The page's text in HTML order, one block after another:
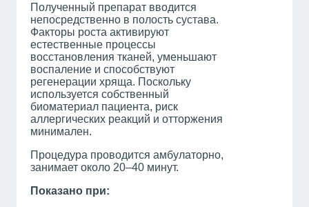
Полученный препарат вводится
непосредственно в полость сустава.
Факторы роста активируют
естественные процессы
восстановления тканей, уменьшают
воспаление и способствуют
регенерации хряща. Поскольку
используется собственный
биоматериал пациента, риск
аллергических реакций и отторжения
минимален.
Процедура проводится амбулаторно,
занимает около 20–40 минут.
Показано при: